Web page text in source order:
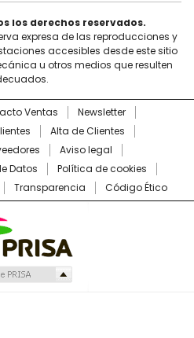
los derechos reservados.
expresa de las reproducciones y
accesibles desde este sitio
u otros medios que resulten
Ventas
Newsletter
Alta de Clientes
Aviso legal
Datos
Política de cookies
Transparencia Código Ético